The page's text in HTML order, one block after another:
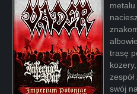
trasę
swój